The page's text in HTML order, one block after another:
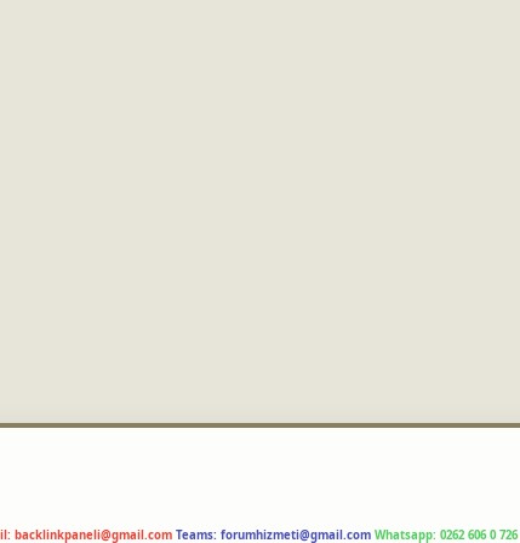
backlinkpaneli@gmail.com Teams: forumhizmeti@gmail.com Whatsapp: 0262 606 0 726